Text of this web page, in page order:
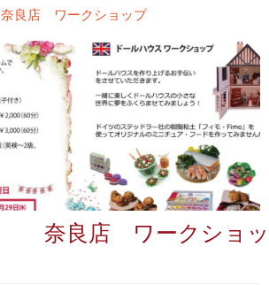
奈良店 ワークショップ
奈良店 ワークショ